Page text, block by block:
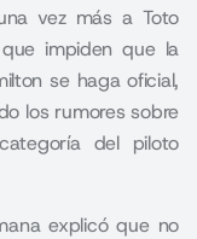
vez más a Toto
impiden que la
se haga oficial,
los rumores sobre
del piloto
explicó que no